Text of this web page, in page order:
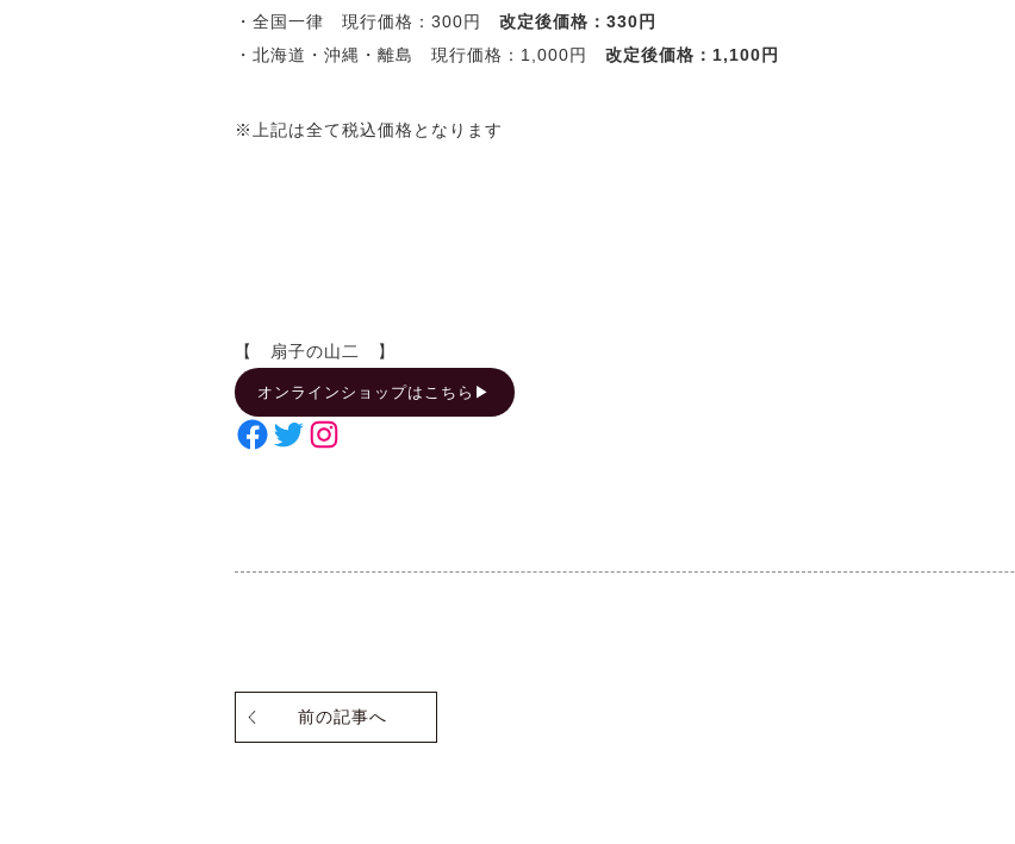
・全国一律 現行価格：300円 改定後価格：330円
・北海道・沖縄・離島 現行価格：1,000円 改定後価格：1,100円
※上記は全て税込価格となります
【 扇子の山二 】
オンラインショップはこちら▶︎
Facebook
TwitterInstagram
前の記事へ